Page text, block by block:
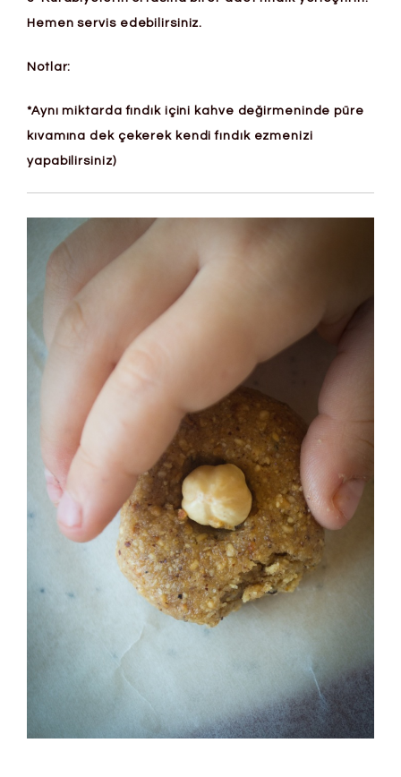
Hemen servis edebilirsiniz.
Notlar:
*Aynı miktarda fındık içini kahve değirmeninde püre
kıvamına dek çekerek kendi fındık ezmenizi
yapabilirsiniz)